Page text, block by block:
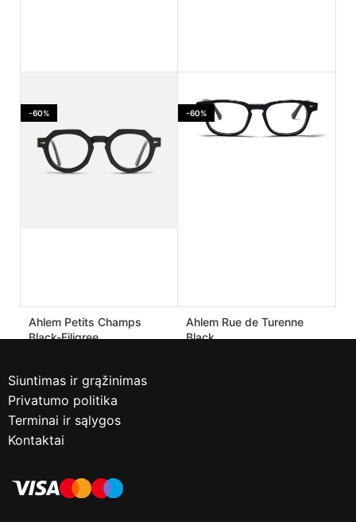
light
425.00€ 170.00€
Dustlight
455.00€ 182.00€
-60%
Ahlem Petits Champs
Black-Filigree
-60%
Ahlem Rue de Turenne
Black
Siuntimas ir grąžinimas
Privatumo politika
Terminai ir sąlygos
Kontaktai